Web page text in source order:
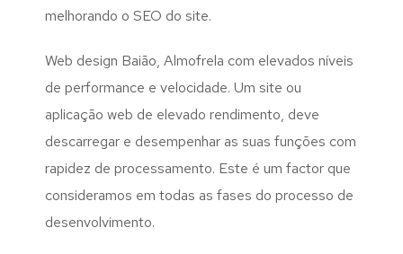
melhorando o SEO do site.
Web design Baião, Almofrela com elevados níveis
de performance e velocidade. Um site ou
aplicação web de elevado rendimento, deve
descarregar e desempenhar as suas funções com
rapidez de processamento. Este é um factor que
consideramos em todas as fases do processo de
desenvolvimento.